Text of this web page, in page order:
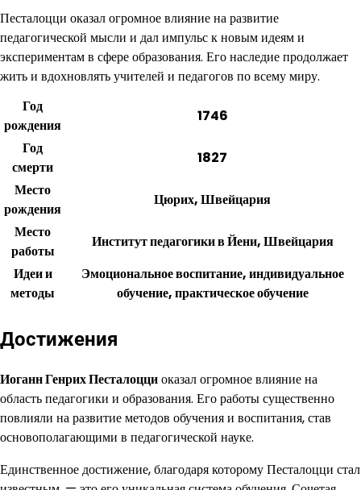
Песталоцци оказал огромное влияние на развитие
педагогической мысли и дал импульс к новым идеям и
экспериментам в сфере образования. Его наследие продолжает
жить и вдохновлять учителей и педагогов по всему миру.
Год
рождения
1746
Год
смерти
1827
Место
рождения
Цюрих, Швейцария
Место
работы
Институт педагогики в Йени, Швейцария
Идеи и
методы
Эмоциональное воспитание, индивидуальное
обучение, практическое обучение
Достижения
Иоганн Генрих Песталоцциоказал огромное влияние на
область педагогики и образования. Его работы существенно
повлияли на развитие методов обучения и воспитания, став
основополагающими в педагогической науке.
Единственное достижение, благодаря которому Песталоцци стал